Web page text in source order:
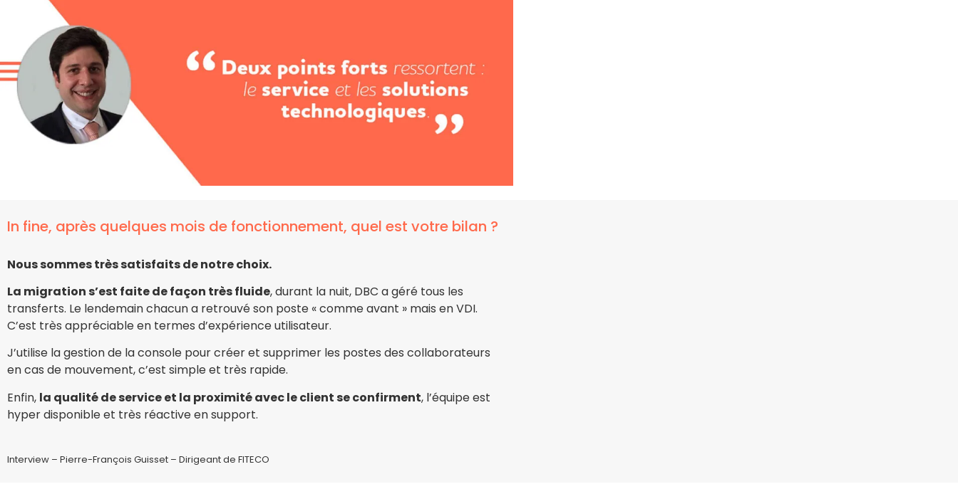
In fine, après quelques mois de fonctionnement, quel est votre bilan ?
Nous sommes très satisfaits de notre choix.
La migration s’est faite de façon très fluide, durant la nuit, DBC a géré tous les
transferts. Le lendemain chacun a retrouvé son poste « comme avant » mais en VDI.
C’est très appréciable en termes d’expérience utilisateur.
J’utilise la gestion de la console pour créer et supprimer les postes des collaborateurs
en cas de mouvement, c’est simple et très rapide.
Enfin, la qualité de service et la proximité avec le client se confirment, l’équipe est
hyper disponible et très réactive en support.
Interview – Pierre-François Guisset – Dirigeant de FITECO